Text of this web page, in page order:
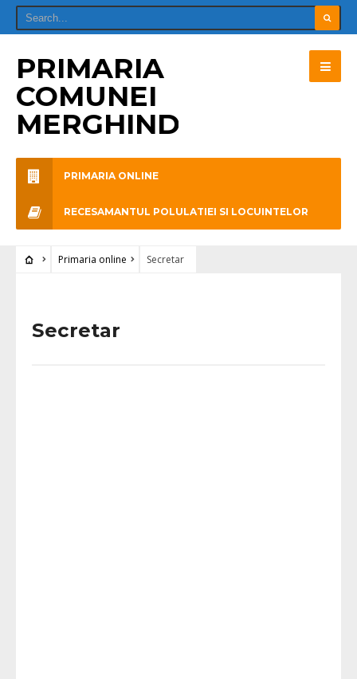
PRIMARIA
COMUNEI
MERGHINDEAL
PRIMARIA ONLINE
RECESAMANTUL POLULATIEI SI LOCUINTELOR
Primaria online Secretar
Secretar